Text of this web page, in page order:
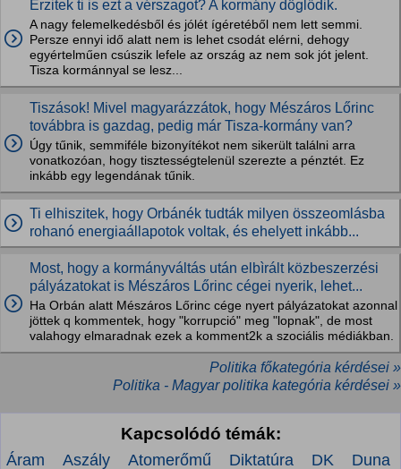
Érzitek ti is ezt a vérszagot? A kormány döglődik.
A nagy felemelkedésből és jólét ígéretéből nem lett semmi.
Persze ennyi idő alatt nem is lehet csodát elérni, dehogy
egyértelműen csúszik lefele az ország az nem sok jót jelent.
Tisza kormánnyal se lesz...
Tiszások! Mivel magyarázzátok, hogy Mészáros Lőrinc
továbbra is gazdag, pedig már Tisza-kormány van?
Úgy tűnik, semmiféle bizonyítékot nem sikerült találni arra
vonatkozóan, hogy tisztességtelenül szerezte a pénztét. Ez
inkább egy legendának tűnik.
Ti elhiszitek, hogy Orbánék tudták milyen összeomlásba
rohanó energiaállapotok voltak, és ehelyett inkább...
Most, hogy a kormányváltás után elbìrált közbeszerzési
pályázatokat is Mészáros Lőrinc cégei nyerik, lehet...
Ha Orbán alatt Mészáros Lőrinc cége nyert pályázatokat azonnal
jöttek q kommentek, hogy "korrupció" meg "lopnak", de most
valahogy elmaradnak ezek a komment2k a szociális médiákban.
Politika főkategória kérdései »
Politika - Magyar politika kategória kérdései »
Kapcsolódó témák:
Áram Aszály Atomerőmű Diktatúra DK
Duna